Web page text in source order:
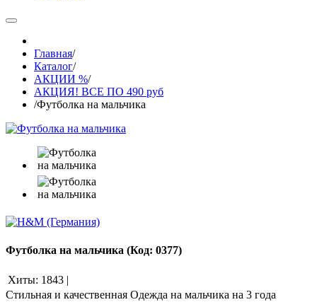
Главная/
Каталог/
АКЦИИ %/
АКЦИЯ! ВСЕ ПО 490 руб
/Футболка на мальчика
Футболка на мальчика (Код: 0377)
Хиты: 1843 |
Стильная и качественная Одежда на мальчика на 3 года